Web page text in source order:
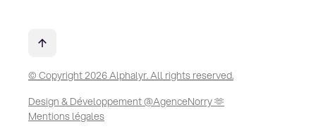
© Copyright 2026 Alphalyr. All rights reserved.
Design & Développement @AgenceNorry 🫶
Mentions légales